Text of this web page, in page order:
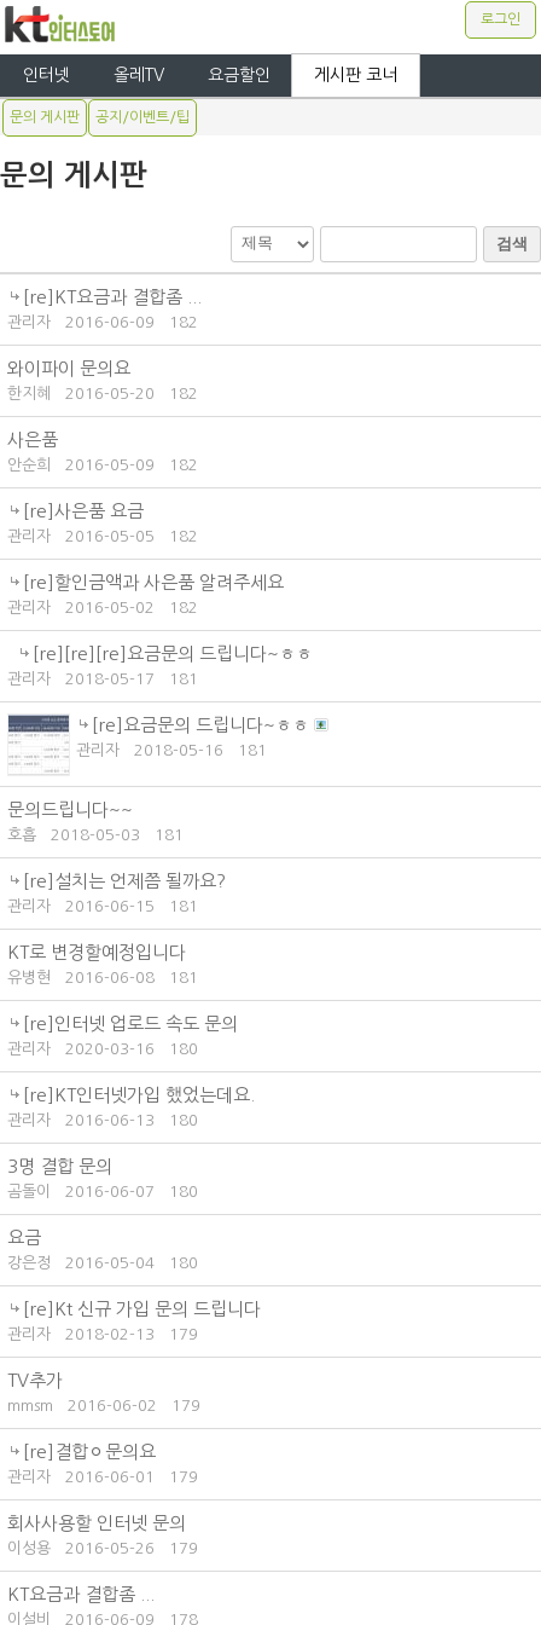
로그인
인터넷 올레TV 요금할인 게시판 코너
문의 게시판 공지/이벤트/팁
문의 게시판
검색
[re]KT요금과 결합좀 ...
관리자 2016-06-09 182
와이파이 문의요
한지혜 2016-05-20 182
사은품
안순희 2016-05-09 182
[re]사은품 요금
관리자 2016-05-05 182
[re]할인금액과 사은품 알려주세요
관리자 2016-05-02 182
[re][re][re]요금문의 드립니다~ㅎㅎ
관리자 2018-05-17 181
[re]요금문의 드립니다~ㅎㅎ
관리자 2018-05-16 181
문의드립니다~~
호흡 2018-05-03 181
[re]설치는 언제쯤 될까요?
관리자 2016-06-15 181
KT로 변경할예정입니다
유병현 2016-06-08 181
[re]인터넷 업로드 속도 문의
관리자 2020-03-16 180
[re]KT인터넷가입 했었는데요.
관리자 2016-06-13 180
3명 결합 문의
곰돌이 2016-06-07 180
요금
강은정 2016-05-04 180
[re]Kt 신규 가입 문의 드립니다
관리자 2018-02-13 179
TV추가
mmsm 2016-06-02 179
[re]결합ㅇ문의요
관리자 2016-06-01 179
회사사용할 인터넷 문의
이성용 2016-05-26 179
KT요금과 결합좀 ...
이설비 2016-06-09 178